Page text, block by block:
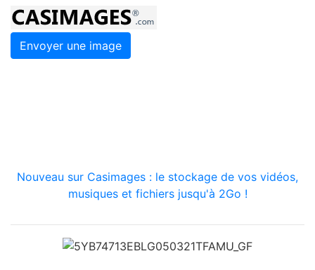
Envoyer une image
Nouveau sur Casimages : le stockage de vos vidéos,
musiques et fichiers jusqu'à 2Go !